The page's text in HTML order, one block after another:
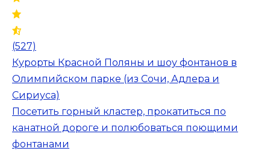
(527)
Курорты Красной Поляны и шоу фонтанов в
Олимпийском парке (из Сочи, Адлера и
Сириуса)
Посетить горный кластер, прокатиться по
канатной дороге и полюбоваться поющими
фонтанами